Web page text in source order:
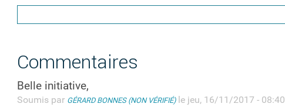
Commentaires
Belle initiative,
Soumis par GÉRARD BONNES (NON VÉRIFIÉ)le jeu, 16/11/2017 - 08:40